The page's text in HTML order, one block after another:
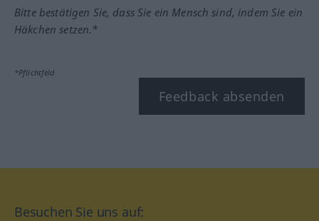
Bitte bestätigen Sie, dass Sie ein Mensch sind, indem Sie ein
Häkchen setzen.*
*Pflichtfeld
Feedback absenden
Besuchen Sie uns auf: